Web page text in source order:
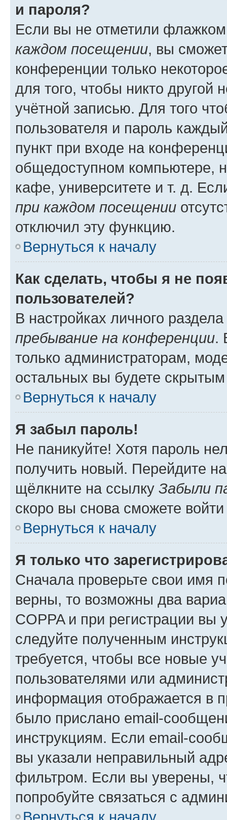
и пароля?
Если вы не отметили
каждом посещении, вы
конференции только
для того, чтобы никто другой
учётной записью. Для того
пользователя и пароль
пункт при входе на
общедоступном компьютере,
кафе, университете и т. д.
при каждом посещении
отключил эту функцию.
Вернуться к началу
Как сделать, чтобы я не
пользователей?
В настройках личного
пребывание на конференции.
только администраторам,
остальных вы будете
Вернуться к началу
Я забыл пароль!
Не паникуйте! Хотя пароль
получить новый. Перейдите
щёлкните на ссылку Забыли
скоро вы снова сможете
Вернуться к началу
Я только что
Сначала проверьте свои имя
верны, то возможны два
COPPA и при регистрации вы
следуйте полученным
требуется, чтобы все новые
пользователями или
информация отображается в
было прислано email-
инструкциям. Если email-
вы указали неправильный
фильтром. Если вы уверены,
попробуйте связаться с
Вернуться к началу